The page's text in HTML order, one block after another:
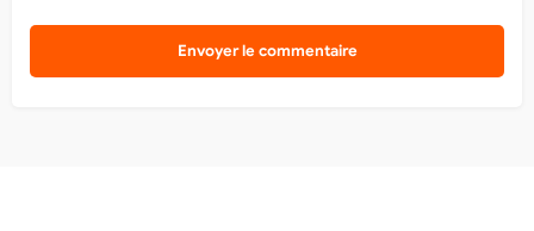
Envoyer le commentaire